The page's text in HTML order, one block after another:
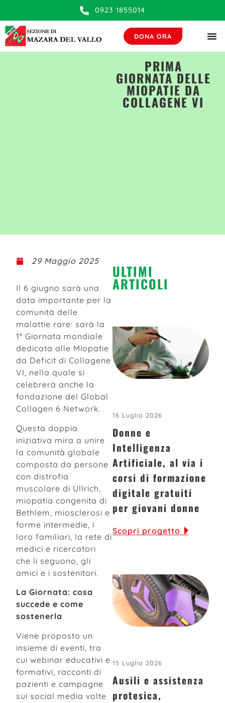
0923 1855014
DONA ORA
PRIMA
GIORNATA DELLE
MIOPATIE DA
COLLAGENE VI
29 Maggio 2025
Il 6 giugno sarà una
data importante per la
comunità delle
malattie rare: sarà la
1° Giornata mondiale
dedicata alle Miopatie
da Deficit di Collagene
VI, nella quale si
celebrerà anche la
fondazione del Global
Collagen 6 Network.
Questa doppia
iniziativa mira a unire
la comunità globale
composta da persone
con distrofia
muscolare di Ullrich,
miopatia congenita di
Bethlem, miosclerosi e
forme intermedie, i
loro familiari, la rete di
medici e ricercatori
che li seguono, gli
amici e i sostenitori.
La Giornata: cosa
succede e come
sostenerla
Viene proposto un
insieme di eventi, tra
cui webinar educativi e
formativi, racconti di
pazienti e campagne
sui social media volte
ULTIMI
ARTICOLI
16 Luglio 2026
Donne e
Intelligenza
Artificiale, al via i
corsi di formazione
digitale gratuiti
per giovani donne
Scopri progetto
15 Luglio 2026
Ausili e assistenza
protesica,